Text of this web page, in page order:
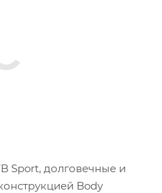
Sport, долговечные и
Body